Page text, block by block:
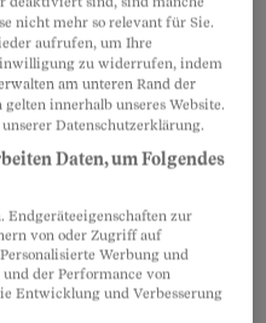
wirbeln sie durch
Da sie nur geringe
und Temperatur
überall ein:
werden
Luft, und sobald sie
Brot,
nicht mehr so relevant für Sie.
aufrufen, um Ihre
zu widerrufen, indem
am unteren Rand der
innerhalb unseres Website.
Datenschutzerklärung.
Daten, um Folgendes
Endgeräteeigenschaften zur
von oder Zugriff auf
Werbung und
der Performance von
Entwicklung und Verbesserung